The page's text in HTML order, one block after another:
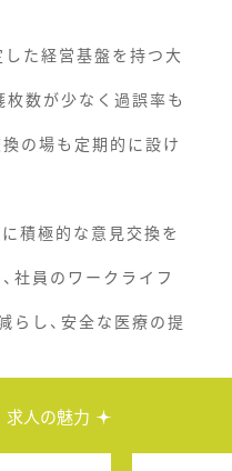
た経営基盤を持つ大
数が少なく過誤率も
の場も定期的に設け
積極的な意見交換を
社員のワークライフ
し、安全な医療の提
求人の魅力